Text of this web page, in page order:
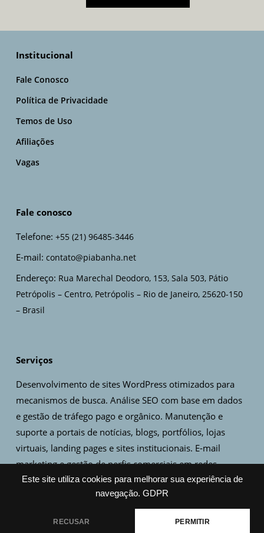
Este site utiliza cookies para melhorar sua experiência de
navegação. GDPR
RECUSAR PERMITIR
Institucional
Fale Conosco
Política de Privacidade
Temos de Uso
Afiliações
Vagas
Fale conosco
Telefone: +55 (21) 96485-3446
E-mail: contato@piabanha.net
Endereço: Rua Marechal Deodoro, 153, Sala 503, Pátio
Petrópolis – Centro, Petrópolis – Rio de Janeiro, 25620-150
– Brasil
Serviços
Desenvolvimento de sites WordPress otimizados para
mecanismos de busca. Análise SEO com base em dados
e gestão de tráfego pago e orgânico. Manutenção e
suporte a portais de notícias, blogs, portfólios, lojas
virtuais, landing pages e sites institucionais. E-mail
marketing e gestão de perfis comerciais em redes
sociais. Criação de artes, design de logo e identidade